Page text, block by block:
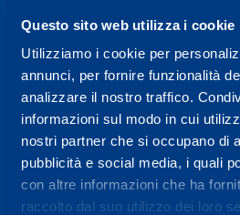
Questo sito web utilizza i cookie
Utilizziamo i cookie per
annunci, per fornire funzionalità
analizzare il nostro traffico.
informazioni sul modo in cui
nostri partner che si occupano di
pubblicità e social media, i quali
con altre informazioni che ha
raccolto dal suo utilizzo dei loro
Centro servizi per
prestazione ed il
wellness.
Maggiori
Servizi
Servizi Medici